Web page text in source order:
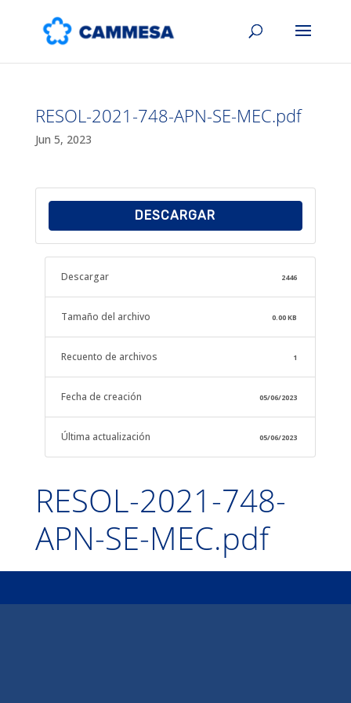
RESOL-2021-748-APN-SE-MEC.pdf
Jun 5, 2023
DESCARGAR
Descargar 2446
Tamaño del archivo 0.00 KB
Recuento de archivos 1
Fecha de creación 05/06/2023
Última actualización 05/06/2023
RESOL-2021-748-
APN-SE-MEC.pdf